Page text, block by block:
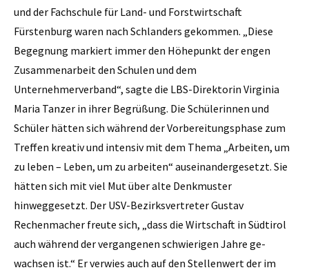
und der Fachschule für Land- und Forstwirtschaft
Fürstenburg waren nach Schlanders gekommen. „Diese
Begegnung markiert immer den Höhepunkt der engen
Zusammenarbeit den Schulen und dem
Unternehmerverband“, sagte die LBS-Direktorin Virginia
Maria Tanzer in ihrer Begrüßung. Die Schülerinnen und
Schüler hätten sich während der Vorbereitungs­phase zum
Treffen kreativ und intensiv mit dem Thema „Arbeiten, um
zu leben – Leben, um zu arbeiten“ auseinandergesetzt. Sie
hätten sich mit viel Mut über alte Denkmuster
hinweggesetzt. Der USV-Bezirksvertreter Gustav
Rechenmacher freute sich, „dass die Wirtschaft in Südtirol
auch während der vergangenen schwierigen Jahre ge­
wachsen ist.“ Er verwies auch auf den Stellenwert der im